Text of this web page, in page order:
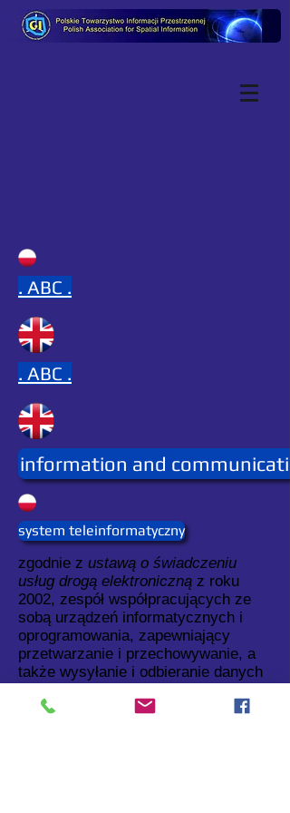
. ABC .
. ABC .
information and
system teleinformatyczny
zgodnie z ustawą o świadczeniu
usług drogą elektroniczną z roku
2002, zespół współpracujących ze
sobą urządzeń informatycznych i
oprogramowania, zapewniający
przetwarzanie i przechowywanie, a
także wysyłanie i odbieranie danych
pomocą właściwego dla danego